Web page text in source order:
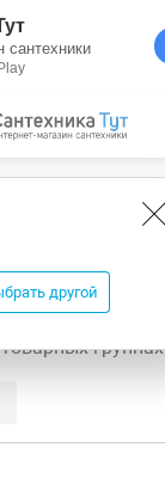
сантехники
другой
группах